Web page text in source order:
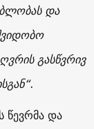
და
გასწვრივ
წევრმა და